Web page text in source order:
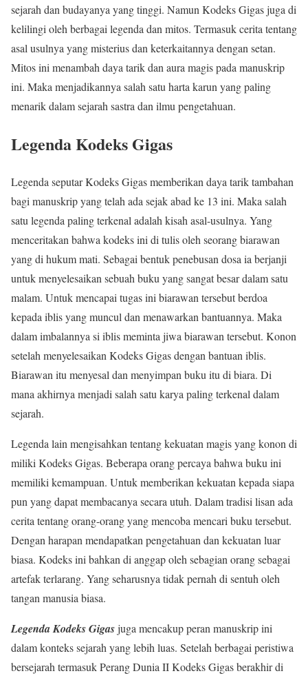
sejarah dan budayanya yang tinggi. Namun Kodeks Gigas juga di
kelilingi oleh berbagai legenda dan mitos. Termasuk cerita tentang
asal usulnya yang misterius dan keterkaitannya dengan setan.
Mitos ini menambah daya tarik dan aura magis pada manuskrip
ini. Maka menjadikannya salah satu harta karun yang paling
menarik dalam sejarah sastra dan ilmu pengetahuan.
Legenda Kodeks Gigas
Legenda seputar Kodeks Gigas memberikan daya tarik tambahan
bagi manuskrip yang telah ada sejak abad ke 13 ini. Maka salah
satu legenda paling terkenal adalah kisah asal-usulnya. Yang
menceritakan bahwa kodeks ini di tulis oleh seorang biarawan
yang di hukum mati. Sebagai bentuk penebusan dosa ia berjanji
untuk menyelesaikan sebuah buku yang sangat besar dalam satu
malam. Untuk mencapai tugas ini biarawan tersebut berdoa
kepada iblis yang muncul dan menawarkan bantuannya. Maka
dalam imbalannya si iblis meminta jiwa biarawan tersebut. Konon
setelah menyelesaikan Kodeks Gigas dengan bantuan iblis.
Biarawan itu menyesal dan menyimpan buku itu di biara. Di
mana akhirnya menjadi salah satu karya paling terkenal dalam
sejarah.
Legenda lain mengisahkan tentang kekuatan magis yang konon di
miliki Kodeks Gigas. Beberapa orang percaya bahwa buku ini
memiliki kemampuan. Untuk memberikan kekuatan kepada siapa
pun yang dapat membacanya secara utuh. Dalam tradisi lisan ada
cerita tentang orang-orang yang mencoba mencari buku tersebut.
Dengan harapan mendapatkan pengetahuan dan kekuatan luar
biasa. Kodeks ini bahkan di anggap oleh sebagian orang sebagai
artefak terlarang. Yang seharusnya tidak pernah di sentuh oleh
tangan manusia biasa.
Legenda Kodeks Gigasjuga mencakup peran manuskrip ini
dalam konteks sejarah yang lebih luas. Setelah berbagai peristiwa
bersejarah termasuk Perang Dunia II Kodeks Gigas berakhir di